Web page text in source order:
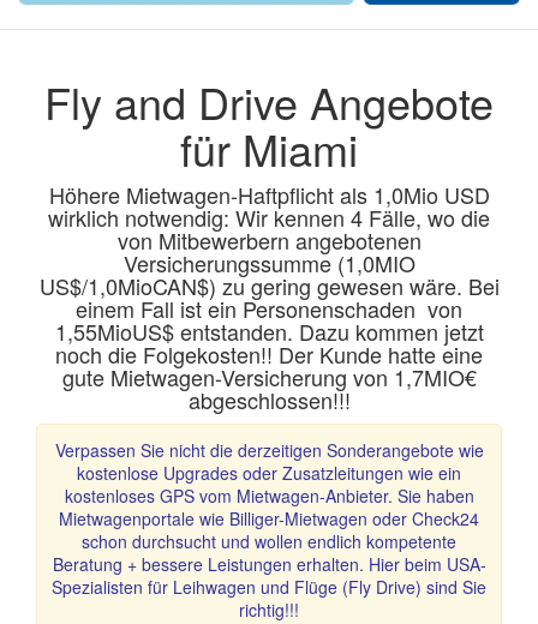
Fly and Drive Angebote
für Miami
Höhere Mietwagen-Haftpflicht als 1,0Mio USD
wirklich notwendig: Wir kennen 4 Fälle, wo die
von Mitbewerbern angebotenen
Versicherungssumme (1,0MIO
US$/1,0MioCAN$) zu gering gewesen wäre. Bei
einem Fall ist ein Personenschaden von
1,55MioUS$ entstanden. Dazu kommen jetzt
noch die Folgekosten!! Der Kunde hatte eine
gute Mietwagen-Versicherung von 1,7MIO€
abgeschlossen!!!
Verpassen Sie nicht die derzeitigen Sonderangebote wie
kostenlose Upgrades oder Zusatzleitungen wie ein
kostenloses GPS vom Mietwagen-Anbieter. Sie haben
Mietwagenportale wie Billiger-Mietwagen oder Check24
schon durchsucht und wollen endlich kompetente
Beratung + bessere Leistungen erhalten. Hier beim USA-
Spezialisten für Leihwagen und Flüge (Fly Drive) sind Sie
richtig!!!